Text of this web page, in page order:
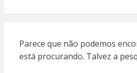
Parece que não podemos
está procurando. Talvez a